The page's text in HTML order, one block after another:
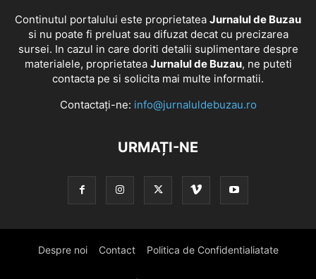
Continutul portalului este proprietatea Jurnalul de Buzau
si nu poate fi preluat sau difuzat decat cu precizarea
sursei. In cazul in care doriti detalii suplimentare despre
materialele, proprietatea Jurnalul de Buzau, ne puteti
contacta pe si solicita mai multe informatii.
Contactați-ne: info@jurnaluldebuzau.ro
URMAȚI-NE
Despre noi Contact Politica de Confidentialiatate